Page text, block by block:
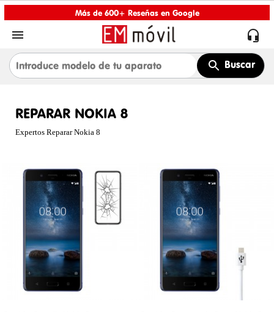
Más de 600+ Reseñas en Google
 
Buscar
REPARAR NOKIA 8
Expertos Reparar Nokia 8